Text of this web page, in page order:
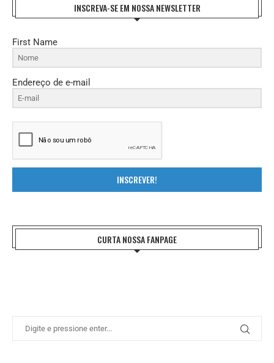
INSCREVA-SE EM NOSSA NEWSLETTER
First Name
Endereço de e-mail
INSCREVER!
CURTA NOSSA FANPAGE